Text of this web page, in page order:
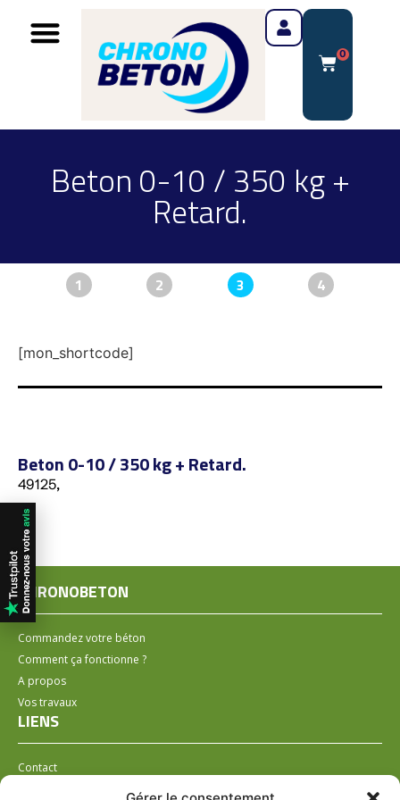
0
Beton 0-10 / 350 kg +
Retard.
1 2 3 4
[mon_shortcode]
Beton 0-10 / 350 kg + Retard.
49125,
CHRONOBETON
Commandez votre béton
Comment ça fonctionne ?
A propos
Vos travaux
LIENS
Contact